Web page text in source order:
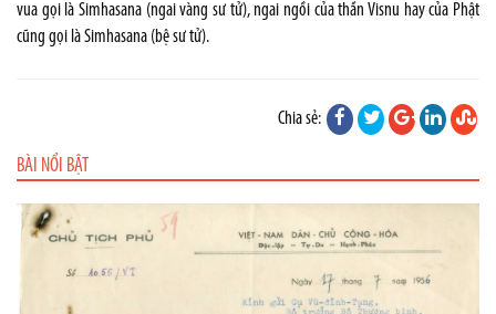
vua gọi là Simhasana (ngai vàng sư tử), ngai ngồi của thần Visnu hay của Phật
cũng gọi là Simhasana (bệ sư tử).
Chia sẻ:
BÀI NỔI BẬT